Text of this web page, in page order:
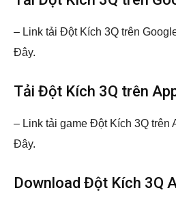
– Link tải Đột Kích 3Q trên
Đây.
Tải Đột Kích 3Q trên
– Link tải game Đột Kích 3Q trên
Đây.
Download Đột Kích 3Q